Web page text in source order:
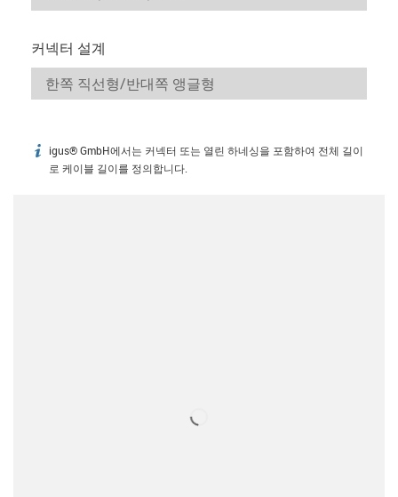
커넥터 설계
igus-icon-info
igus® GmbH에서는 커넥터 또는 열린 하네싱을 포함하여 전체 길이
로 케이블 길이를 정의합니다.